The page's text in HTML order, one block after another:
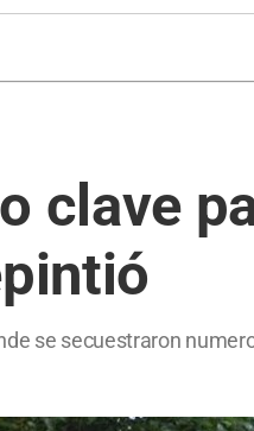
clave
se secuestraron